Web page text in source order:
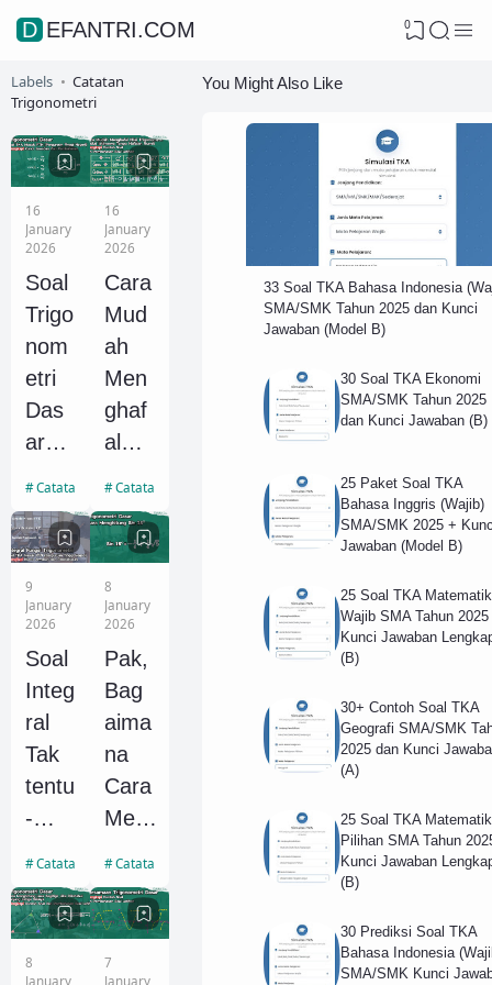
DEFANTRI.COM 0
Labels
Catatan
Trigonometri
16
January
2026
Soal
Trigo
nom
etri
Das
ar
mati
ka
SMA
dan
Pem
baha
san
(41-
83)
Catatan Trigonometri
16
January
2026
Cara
Mud
ah
Men
ghaf
al
Trigo
nom
etri
Untu
k
Sud
ut
Istim
ewa
Catatan Trigonometri
9
January
2026
Soal
Integ
ral
Tak
tentu
-
ral
Tent
u
Fung
Catatan Integral
8
January
2026
Pak,
Bag
aima
na
Cara
Men
ng
Sin
18
Dera
Catatan Trigonometri
8
January
7
January
You Might Also Like
33 Soal TKA Bahasa Indonesia
SMA/SMK Tahun 2025 dan Kunci
Jawaban (Model B)
30 Soal TKA Ekonomi
SMA/SMK Tahun 2025
dan Kunci Jawaban (B)
25 Paket Soal TKA
Bahasa Inggris (Wajib)
SMA/SMK 2025 +
Jawaban (Model B)
25 Soal TKA
Wajib SMA Tahun 2025
Kunci Jawaban
(B)
30+ Contoh Soal TKA
Geografi SMA/SMK
2025 dan Kunci
(A)
25 Soal TKA
Pilihan SMA Tahun
Kunci Jawaban
(B)
30 Prediksi Soal TKA
Bahasa Indonesia
SMA/SMK Kunci